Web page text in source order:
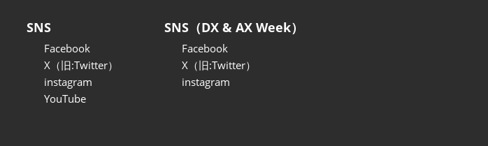
SNS
Facebook
X（旧:Twitter）
instagram
YouTube
SNS（DX & AX Week）
Facebook
X（旧:Twitter）
instagram